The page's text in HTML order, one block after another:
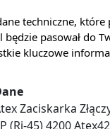
techniczne,
będzie pasował do
kluczowe
Zaciskarka
(Rj-45) 4200